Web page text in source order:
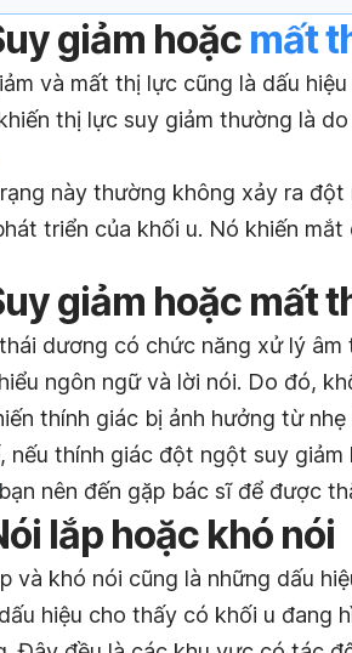
giảm hoặc mất
và mất thị lực cũng là dấu
thị lực suy giảm thường là
này thường không xảy ra
triển của khối u. Nó khiến
giảm hoặc mất
dương có chức năng xử lý
ngôn ngữ và lời nói. Do đó,
thính giác bị ảnh hưởng từ
nếu thính giác đột ngột suy
nên đến gặp bác sĩ để được
lắp hoặc khó nói
và khó nói cũng là những dấu
hiệu cho thấy có khối u đang